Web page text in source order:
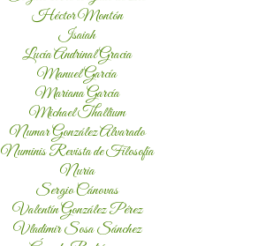
Héctor Montón
Isaiah
Lucía Andrinal Gracia
Manuel García
Mariana García
Michael Thallium
Numar González Alvarado
Numinis Revista de Filosofía
Nuria
Sergio Cánovas
Valentín González Pérez
Vladimir Sosa Sánchez